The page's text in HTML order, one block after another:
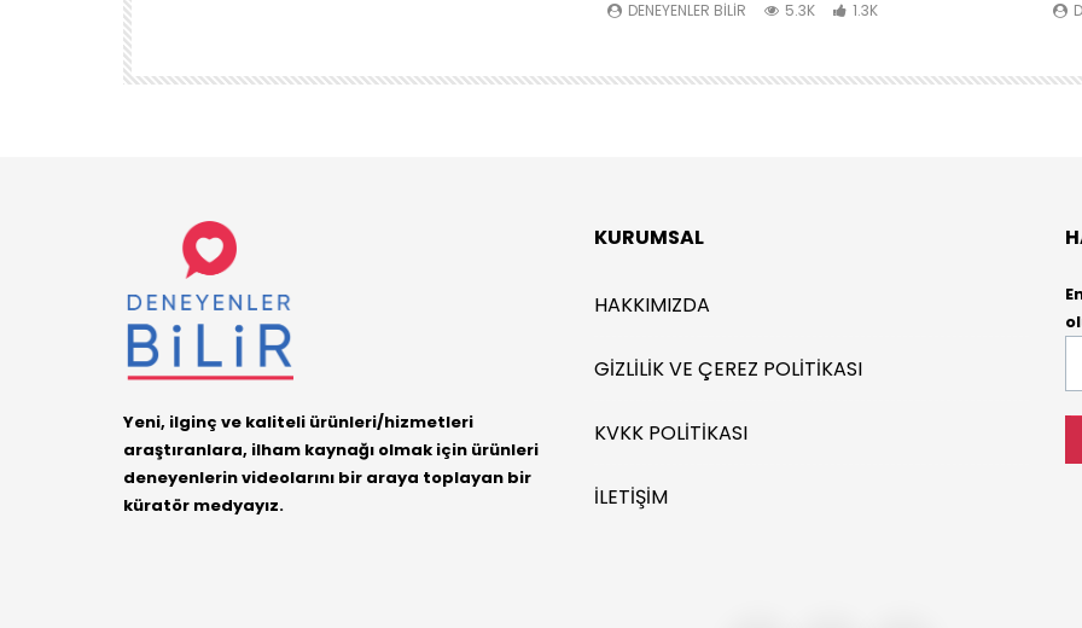
DENEYENLER BILIR 5.3K 1.3K
Yeni, ilginç ve kaliteli ürünleri/hizmetleri
araştıranlara, ilham kaynağı olmak için ürünleri
deneyenlerin videolarını bir araya toplayan bir
küratör medyayız.
KURUMSAL
HAKKIMIZDA
GIZLILIK VE ÇEREZ POLITIKASI
KVKK POLITIKASI
İLETIŞIM